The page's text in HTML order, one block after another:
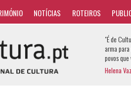
NOTÍCIAS ROTEIROS
"É de
arma
povos
Helena